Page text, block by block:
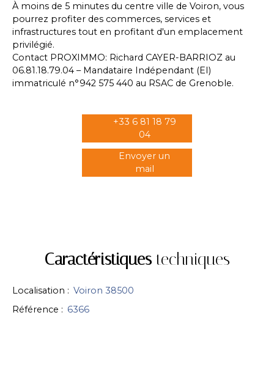
À moins de 5 minutes du centre ville de Voiron, vous
pourrez profiter des commerces, services et
infrastructures tout en profitant d'un emplacement
privilégié.
Contact PROXIMMO: Richard CAYER-BARRIOZ au
06.81.18.79.04 – Mandataire Indépendant (EI)
immatriculé n°942 575 440 au RSAC de Grenoble.
+33 6 81 18 79
04
Envoyer un
mail
Caractéristiquestechniques
Localisation : Voiron 38500
Référence : 6366